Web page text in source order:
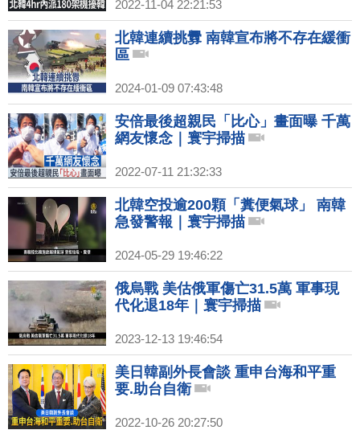
2022-11-04 22:21:53
北韓連續挑釁 南韓宣布將不存在緩衝
區
2024-01-09 07:43:48
安倍最後超親民「比心」畫面曝 千萬
網友懷念｜寰宇掃描
2022-07-11 21:32:33
北韓空投逾200顆「糞便氣球」 南韓
急發警報｜寰宇掃描
2024-05-29 19:46:22
俄烏戰 美估俄軍傷亡31.5萬 軍事現
代化退18年｜寰宇掃描
2023-12-13 19:46:54
美日韓副外長會談 重申台海和平重
要.助台自衛
2022-10-26 20:27:50